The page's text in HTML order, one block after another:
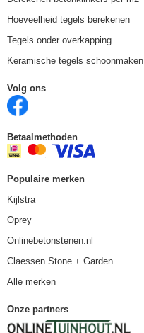
Hoeveelheid tegels berekenen
Tegels onder overkapping
Keramische tegels schoonmaken
Volg ons
Betaalmethoden
Populaire merken
Kijlstra
Oprey
Onlinebetonstenen.nl
Claessen Stone + Garden
Alle merken
Onze partners